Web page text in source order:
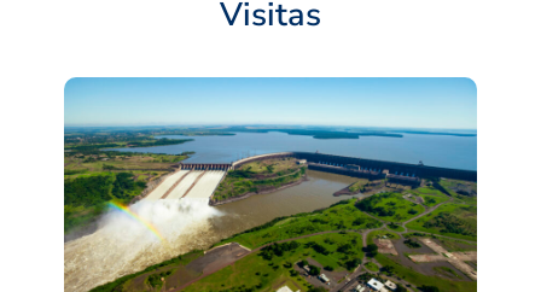
Visitas